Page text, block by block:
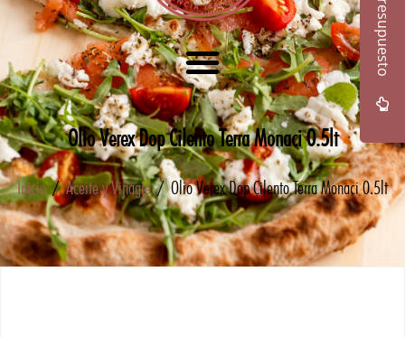
Olio Verex Dop Cilento Terra Monaci 0.5lt
Inicio/Aceite y Vinagre/ Olio Verex Dop Cilento Terra Monaci 0.5lt
Presupuesto